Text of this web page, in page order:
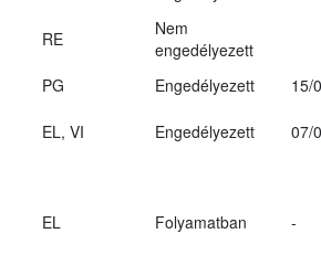
RE
Nem
engedélyezett
PG Engedélyezett
15/
EL, VI Engedélyezett 07/
EL Folyamatban -